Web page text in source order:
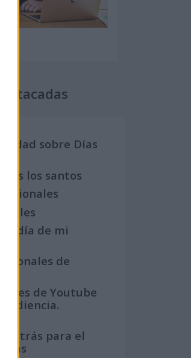
sobre Días
los santos
el día de mi
de
de Youtube
atrás para el